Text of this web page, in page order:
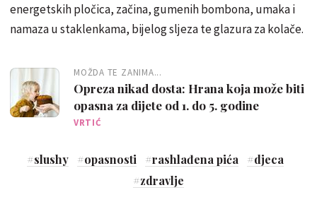
energetskih pločica, začina, gumenih bombona, umaka i
namaza u staklenkama, bijelog sljeza te glazura za kolače.
MOŽDA TE ZANIMA...
Opreza nikad dosta: Hrana koja može biti
opasna za dijete od 1. do 5. godine
VRTIĆ
#slushy #opasnosti #rashlađena pića #djeca
#zdravlje